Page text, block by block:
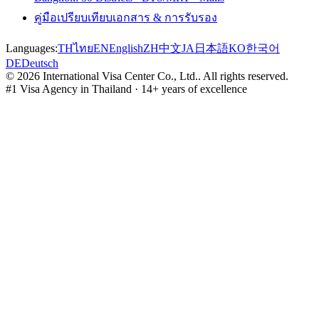
คู่มือเปรียบเทียบเอกสาร & การรับรอง
Languages:THไทยENEnglishZH中文JA 日本語KO한국어
DEDeutsch
© 2026 International Visa Center Co., Ltd.. All rights reserved.
#1 Visa Agency in Thailand · 14+ years of excellence